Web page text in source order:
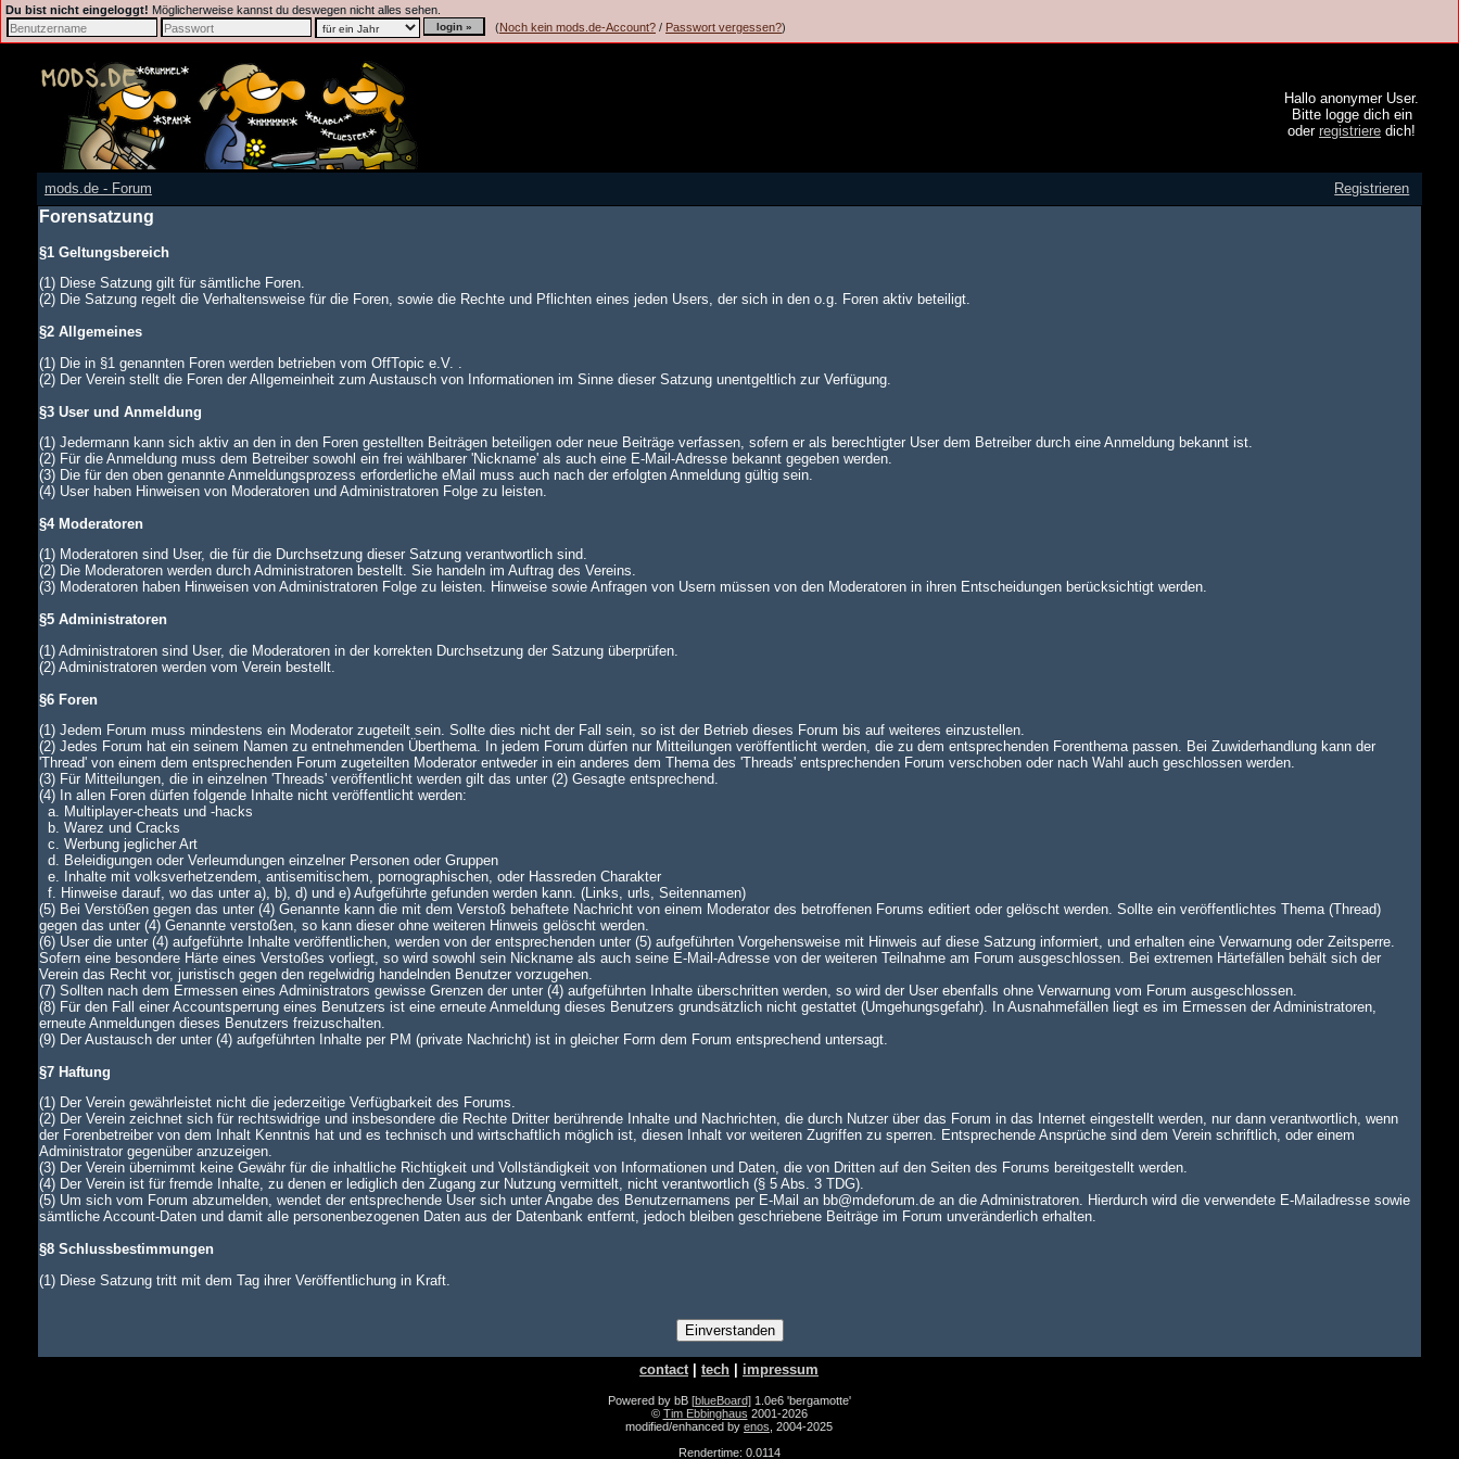
Du bist nicht eingeloggt! Möglicherweise kannst du deswegen nicht alles sehen.
(Noch kein mods.de-Account? / Passwort vergessen?)
Hallo anonymer User.
Bitte logge dich ein
oder registriere dich!
mods.de - Forum Registrieren
Forensatzung
§1 Geltungsbereich
(1) Diese Satzung gilt für sämtliche Foren.
(2) Die Satzung regelt die Verhaltensweise für die Foren, sowie die Rechte und Pflichten eines jeden Users, der sich in den o.g. Foren aktiv beteiligt.
§2 Allgemeines
(1) Die in §1 genannten Foren werden betrieben vom OffTopic e.V. .
(2) Der Verein stellt die Foren der Allgemeinheit zum Austausch von Informationen im Sinne dieser Satzung unentgeltlich zur Verfügung.
§3 User und Anmeldung
(1) Jedermann kann sich aktiv an den in den Foren gestellten Beiträgen beteiligen oder neue Beiträge verfassen, sofern er als berechtigter User dem Betreiber durch eine Anmeldung bekannt ist.
(2) Für die Anmeldung muss dem Betreiber sowohl ein frei wählbarer 'Nickname' als auch eine E-Mail-Adresse bekannt gegeben werden.
(3) Die für den oben genannte Anmeldungsprozess erforderliche eMail muss auch nach der erfolgten Anmeldung gültig sein.
(4) User haben Hinweisen von Moderatoren und Administratoren Folge zu leisten.
§4 Moderatoren
(1) Moderatoren sind User, die für die Durchsetzung dieser Satzung verantwortlich sind.
(2) Die Moderatoren werden durch Administratoren bestellt. Sie handeln im Auftrag des Vereins.
(3) Moderatoren haben Hinweisen von Administratoren Folge zu leisten. Hinweise sowie Anfragen von Usern müssen von den Moderatoren in ihren Entscheidungen berücksichtigt werden.
§5 Administratoren
(1) Administratoren sind User, die Moderatoren in der korrekten Durchsetzung der Satzung überprüfen.
(2) Administratoren werden vom Verein bestellt.
§6 Foren
(1) Jedem Forum muss mindestens ein Moderator zugeteilt sein. Sollte dies nicht der Fall sein, so ist der Betrieb dieses Forum bis auf weiteres einzustellen.
(2) Jedes Forum hat ein seinem Namen zu entnehmenden Überthema. In jedem Forum dürfen nur Mitteilungen veröffentlicht werden, die zu dem entsprechenden Forenthema passen. Bei Zuwiderhandlung kann der
'Thread' von einem dem entsprechenden Forum zugeteilten Moderator entweder in ein anderes dem Thema des 'Threads' entsprechenden Forum verschoben oder nach Wahl auch geschlossen werden.
(3) Für Mitteilungen, die in einzelnen 'Threads' veröffentlicht werden gilt das unter (2) Gesagte entsprechend.
(4) In allen Foren dürfen folgende Inhalte nicht veröffentlicht werden:
a. Multiplayer-cheats und -hacks
b. Warez und Cracks
c. Werbung jeglicher Art
d. Beleidigungen oder Verleumdungen einzelner Personen oder Gruppen
e. Inhalte mit volksverhetzendem, antisemitischem, pornographischen, oder Hassreden Charakter
f. Hinweise darauf, wo das unter a), b), d) und e) Aufgeführte gefunden werden kann. (Links, urls, Seitennamen)
(5) Bei Verstößen gegen das unter (4) Genannte kann die mit dem Verstoß behaftete Nachricht von einem Moderator des betroffenen Forums editiert oder gelöscht werden. Sollte ein veröffentlichtes Thema (Thread)
gegen das unter (4) Genannte verstoßen, so kann dieser ohne weiteren Hinweis gelöscht werden.
(6) User die unter (4) aufgeführte Inhalte veröffentlichen, werden von der entsprechenden unter (5) aufgeführten Vorgehensweise mit Hinweis auf diese Satzung informiert, und erhalten eine Verwarnung oder Zeitsperre.
Sofern eine besondere Härte eines Verstoßes vorliegt, so wird sowohl sein Nickname als auch seine E-Mail-Adresse von der weiteren Teilnahme am Forum ausgeschlossen. Bei extremen Härtefällen behält sich der
Verein das Recht vor, juristisch gegen den regelwidrig handelnden Benutzer vorzugehen.
(7) Sollten nach dem Ermessen eines Administrators gewisse Grenzen der unter (4) aufgeführten Inhalte überschritten werden, so wird der User ebenfalls ohne Verwarnung vom Forum ausgeschlossen.
(8) Für den Fall einer Accountsperrung eines Benutzers ist eine erneute Anmeldung dieses Benutzers grundsätzlich nicht gestattet (Umgehungsgefahr). In Ausnahmefällen liegt es im Ermessen der Administratoren,
erneute Anmeldungen dieses Benutzers freizuschalten.
(9) Der Austausch der unter (4) aufgeführten Inhalte per PM (private Nachricht) ist in gleicher Form dem Forum entsprechend untersagt.
§7 Haftung
(1) Der Verein gewährleistet nicht die jederzeitige Verfügbarkeit des Forums.
(2) Der Verein zeichnet sich für rechtswidrige und insbesondere die Rechte Dritter berührende Inhalte und Nachrichten, die durch Nutzer über das Forum in das Internet eingestellt werden, nur dann verantwortlich, wenn
der Forenbetreiber von dem Inhalt Kenntnis hat und es technisch und wirtschaftlich möglich ist, diesen Inhalt vor weiteren Zugriffen zu sperren. Entsprechende Ansprüche sind dem Verein schriftlich, oder einem
Administrator gegenüber anzuzeigen.
(3) Der Verein übernimmt keine Gewähr für die inhaltliche Richtigkeit und Vollständigkeit von Informationen und Daten, die von Dritten auf den Seiten des Forums bereitgestellt werden.
(4) Der Verein ist für fremde Inhalte, zu denen er lediglich den Zugang zur Nutzung vermittelt, nicht verantwortlich (§ 5 Abs. 3 TDG).
(5) Um sich vom Forum abzumelden, wendet der entsprechende User sich unter Angabe des Benutzernamens per E-Mail an bb@mdeforum.de an die Administratoren. Hierdurch wird die verwendete E-Mailadresse sowie
sämtliche Account-Daten und damit alle personenbezogenen Daten aus der Datenbank entfernt, jedoch bleiben geschriebene Beiträge im Forum unveränderlich erhalten.
§8 Schlussbestimmungen
(1) Diese Satzung tritt mit dem Tag ihrer Veröffentlichung in Kraft.
contact| tech impressum
Powered by bB [blueBoard] 1.0e6 'bergamotte'
© Tim Ebbinghaus 2001-2026
modified/enhanced by enos , 2004-2025
Rendertime: 0.0114